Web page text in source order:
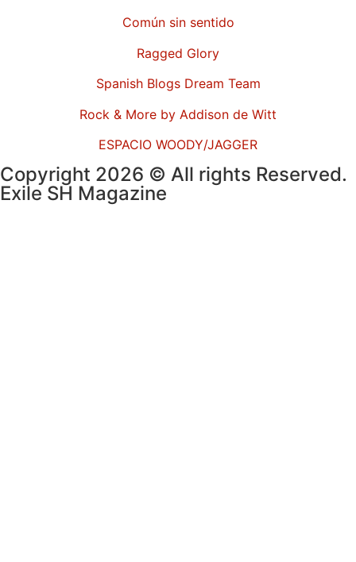
Común sin sentido
Ragged Glory
Spanish Blogs Dream Team
Rock & More by Addison de Witt
ESPACIO WOODY/JAGGER
Copyright 2026 © All rights Reserved.
Exile SH Magazine